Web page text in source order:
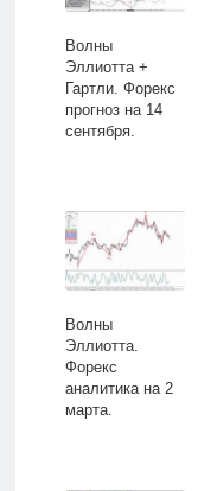
Волны
Эллиотта +
Гартли. Форекс
прогноз на 14
сентября.
Волны
Эллиотта.
Форекс
аналитика на 2
марта.